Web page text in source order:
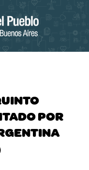
POR